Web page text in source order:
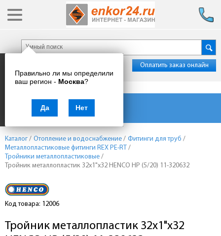
Правильно ли мы определили
ваш регион - Москва?
Да Нет
Оплатить заказ онлайн
Каталог товаров
Каталог / Отопление и водоснабжение / Фитинги для труб /
Металлопластиковые фитинги REX PE-RT /
Тройники металлопластиковые /
Тройник металлопластик 32х1"х32 HENCO НР (5/20) 11-320632
Код товара: 12006
Тройник металлопластик 32х1"х32